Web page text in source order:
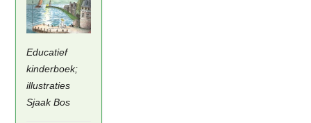
Educatief
kinderboek;
illustraties
Sjaak Bos